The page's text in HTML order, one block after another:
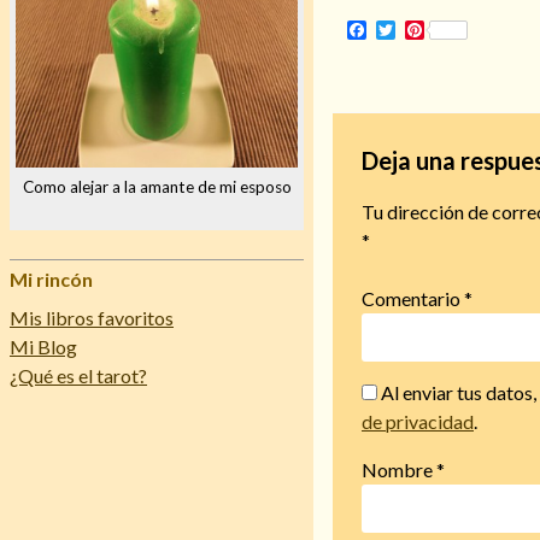
Como alejar a la amante de mi esposo
Mi rincón
Mis libros favoritos
Mi Blog
¿Qué es el tarot?
Facebook
TwitterPinterest
Deja una
Tu dirección de
*
Comentario*
Al enviar tus
de privacidad
Nombre*